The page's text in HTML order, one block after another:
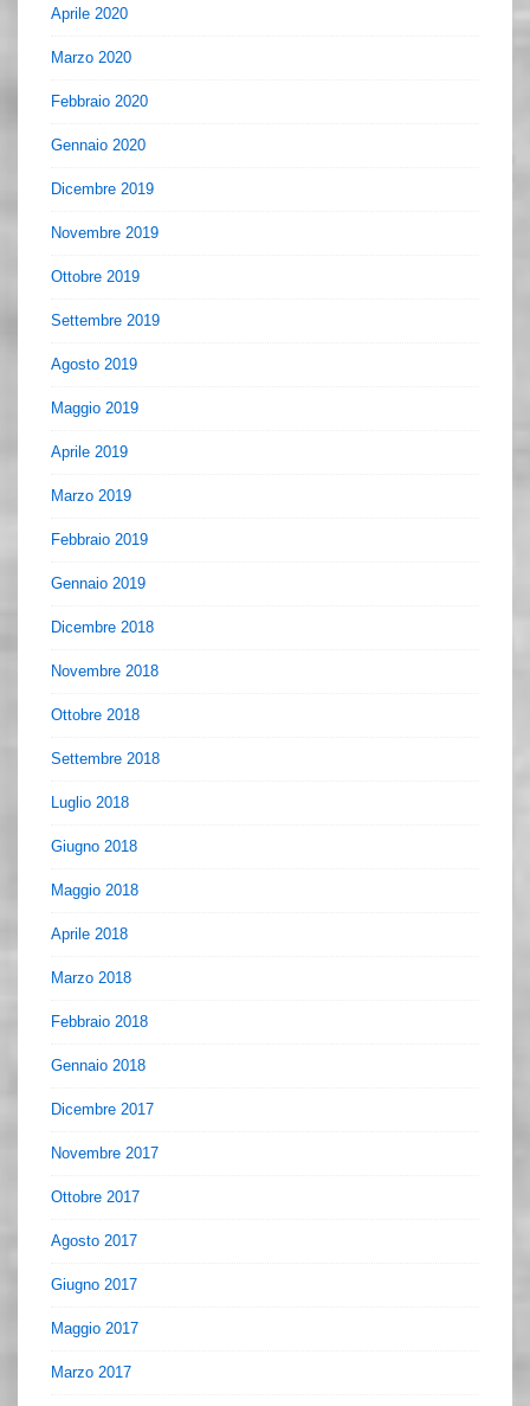
Aprile 2020
Marzo 2020
Febbraio 2020
Gennaio 2020
Dicembre 2019
Novembre 2019
Ottobre 2019
Settembre 2019
Agosto 2019
Maggio 2019
Aprile 2019
Marzo 2019
Febbraio 2019
Gennaio 2019
Dicembre 2018
Novembre 2018
Ottobre 2018
Settembre 2018
Luglio 2018
Giugno 2018
Maggio 2018
Aprile 2018
Marzo 2018
Febbraio 2018
Gennaio 2018
Dicembre 2017
Novembre 2017
Ottobre 2017
Agosto 2017
Giugno 2017
Maggio 2017
Marzo 2017